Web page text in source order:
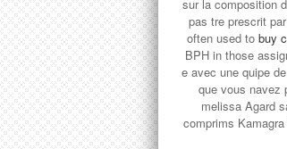
sur la composition
pas tre prescrit
often used to buy
BPH in those
e avec une quipe
que vous navez
melissa Agard
comprims